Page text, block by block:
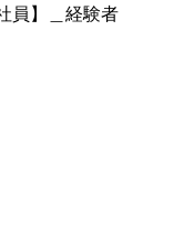
員】＿経験者